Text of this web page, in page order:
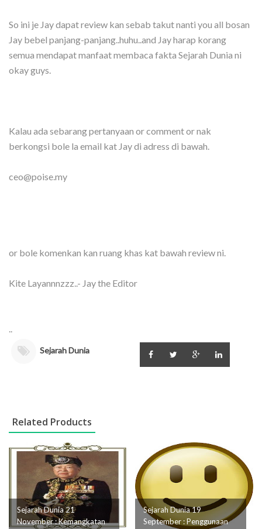
So ini je Jay dapat review kan sebab takut nanti you all bosan
Jay bebel panjang-panjang..huhu..and Jay harap korang
semua mendapat manfaat membaca fakta Sejarah Dunia ni
okay guys.
Kalau ada sebarang pertanyaan or comment or nak
berkongsi bole la email kat Jay di adress di bawah.
ceo@poise.my
or bole komenkan kan ruang khas kat bawah review ni.
Kite Layannnzzz..- Jay the Editor
..
Sejarah Dunia
Related Products
Sejarah Dunia 21
November : Kemangkatan
Sejarah Dunia 19
September : Penggunaan